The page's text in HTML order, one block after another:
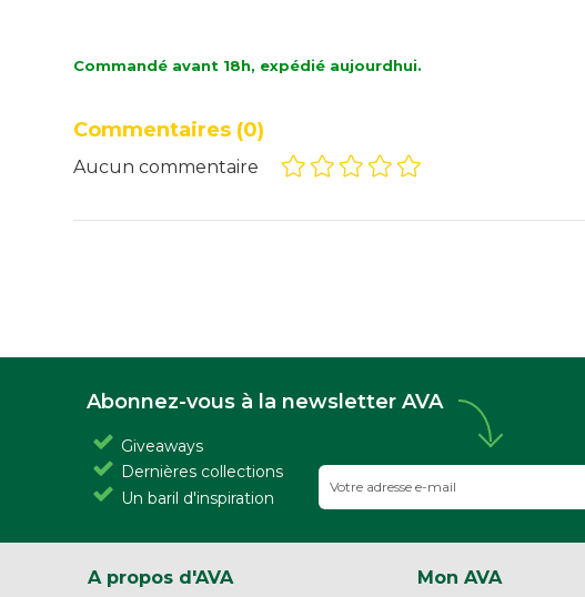
Commandé avant 18h, expédié aujourdhui.
Commentaires (0)
Aucun commentaire
Abonnez-vous à la newsletter AVA
Giveaways
Dernières collections
Un baril d'inspiration
A propos d'AVA Mon AVA